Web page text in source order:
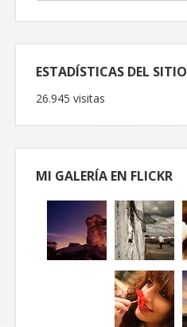
ESTADÍSTICAS DEL SITIO
26.945 visitas
MI GALERÍA EN FLICKR